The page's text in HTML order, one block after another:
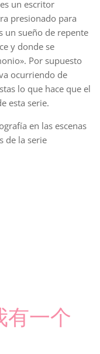
un escritor
presionado para
un sueño de repente
y donde se
Por supuesto
ocurriendo de
lo que hace que el
esta serie.
en las escenas
de la serie
有一个